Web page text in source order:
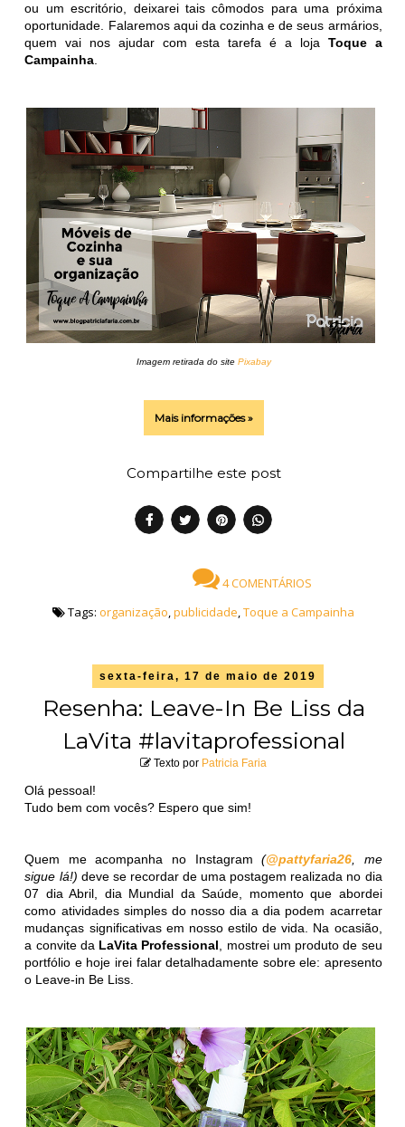
ou um escritório, deixarei tais cômodos para uma próxima
oportunidade. Falaremos aqui da cozinha e de seus armários,
quem vai nos ajudar com esta tarefa é a loja Toque a
Campainha
Imagem retirada do site Pixabay
Mais informações »
Compartilhe este post
4 COMENTÁRIOS
Tags: organização,publicidade,Toque a Campainha
sexta-feira, 17 de maio de 2019
Resenha: Leave-In Be Liss da
LaVita #lavitaprofessional
Texto por Patricia Faria
Olá pessoal!
Tudo bem com vocês? Espero que sim!
Quem me acompanha no Instagram(@pattyfaria26, me
sigue lá!) deve se recordar de uma postagem realizada no dia
07 dia Abril, dia Mundial da Saúde, momento que abordei
como atividades simples do nosso dia a dia podem acarretar
mudanças significativas em nosso estilo de vida. Na ocasião,
a convite da LaVita Professional, mostrei um produto de seu
portfólio e hoje irei falar detalhadamente sobre ele: apresento
o Leave-in Be Liss.